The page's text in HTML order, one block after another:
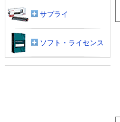
サプライ
ソフト・ライセンス